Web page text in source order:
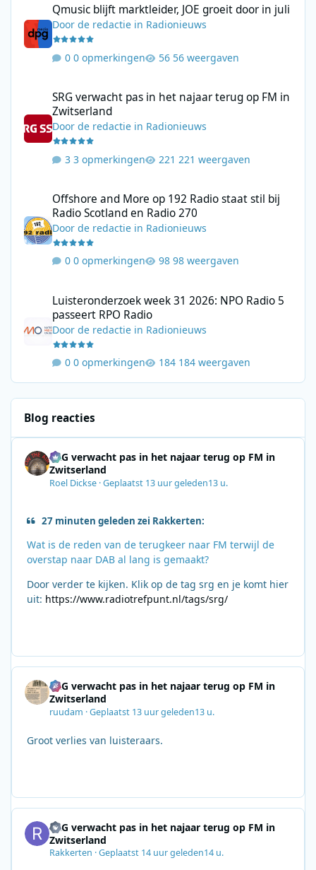
Qmusic blijft marktleider, JOE groeit door in juli
Doorde redactie in Radionieuws
0 opmerkingen 56 weergaven
SRG verwacht pas in het najaar terug op FM in
Zwitserland
Doorde redactie in Radionieuws
3 opmerkingen 221 weergaven
Offshore and More op 192 Radio staat stil bij
Radio Scotland en Radio 270
Doorde redactie in Radionieuws
0 opmerkingen 98 weergaven
Luisteronderzoek week 31 2026: NPO Radio 5
passeert RPO Radio
Doorde redactie in Radionieuws
0 opmerkingen 184 weergaven
Blog reacties
SRG verwacht pas in het najaar terug op FM in
Zwitserland
Roel Dickse ·Geplaatst 13 uur geleden13 u.
27 minuten geleden zei Rakkerten:
Wat is de reden van de terugkeer naar FM terwijl de
overstap naar DAB al lang is gemaakt?
Door verder te kijken. Klik op de tag srg en je komt hier
uit: https://www.radiotrefpunt.nl/tags/srg/
SRG verwacht pas in het najaar terug op FM in
Zwitserland
ruudam ·Geplaatst 13 uur geleden13 u.
Groot verlies van luisteraars.
SRG verwacht pas in het najaar terug op FM in
Zwitserland
Rakkerten ·Geplaatst 14 uur geleden14 u.